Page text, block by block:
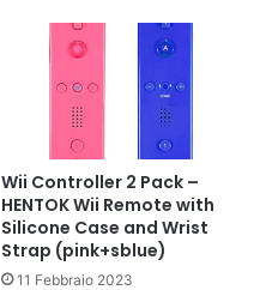
Wii Controller 2 Pack –
HENTOK Wii Remote with
Silicone Case and Wrist
Strap (pink+sblue)
11 Febbraio 2023